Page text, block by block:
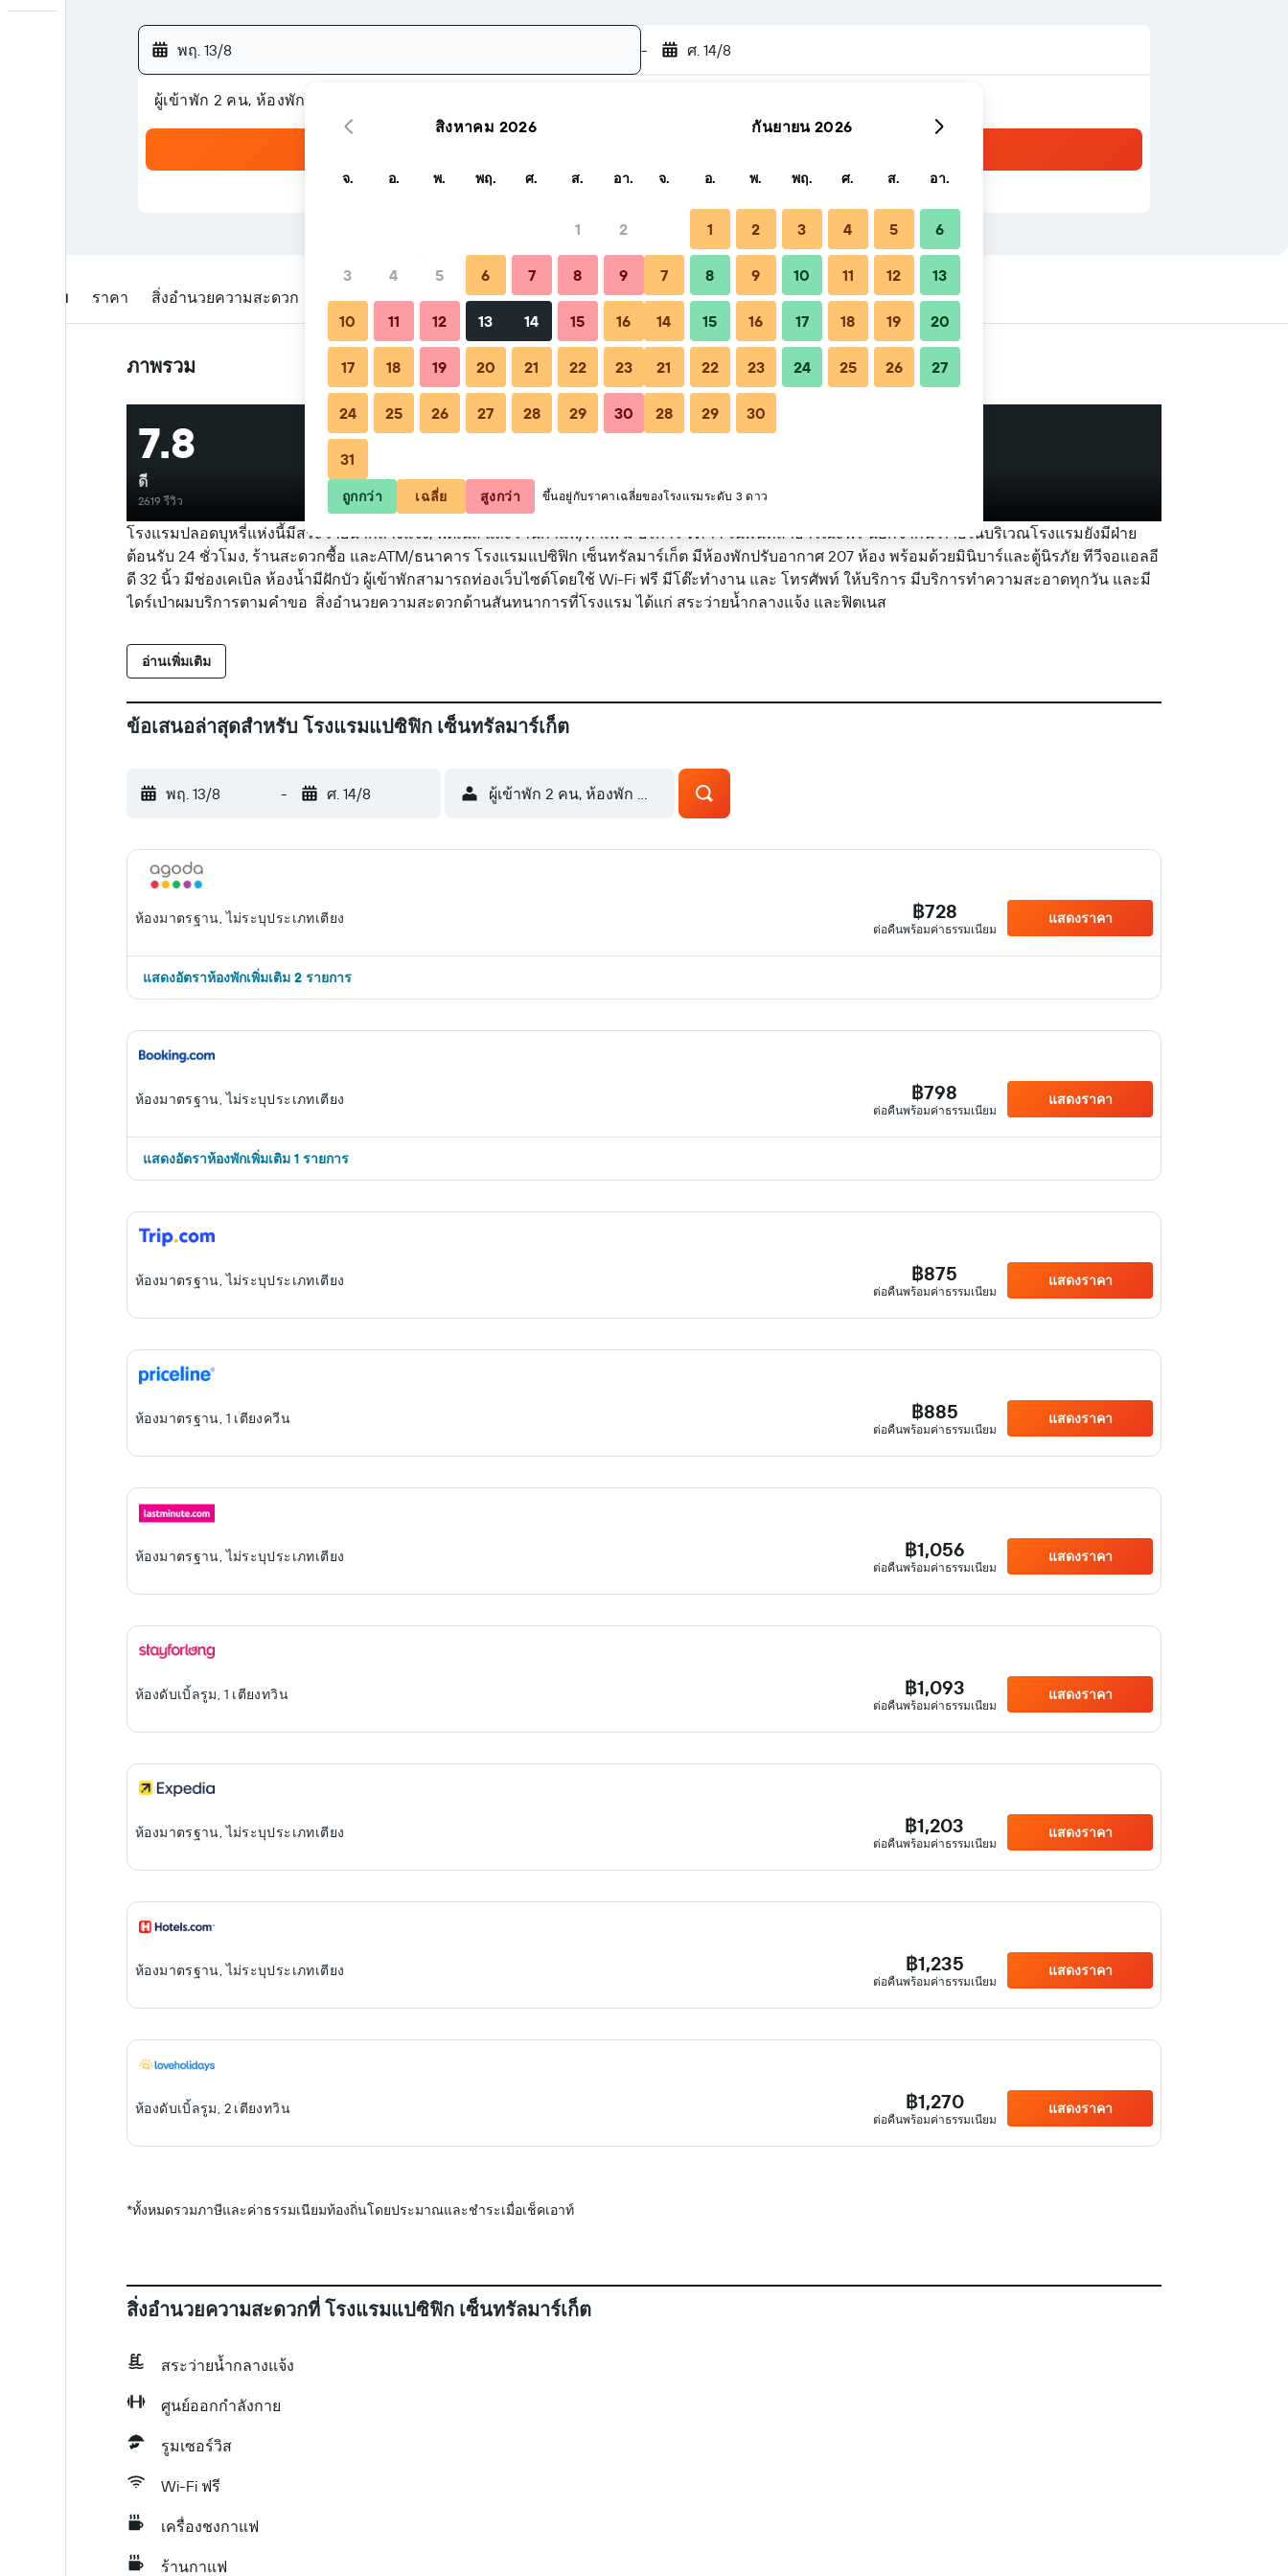
พฤ. 13/8 - ศ. 14/8
ผู้เข้าพัก 2 คน, ห้องพัก 1 ห้อง
ภาพรวม ราคา สิ่งอำนวยความสะดวก รีวิว สถานที่ตั้ง จองได้เมื่อใด เคล็ดลับและคำถามที่พบบ่อย ที่พักใกล้เคียง
ภาพรวม
โรงแรมปลอดบุหรี่แห่งนี้มีสระว่ายน้ำกลางแจ้ง, ฟิตเนส และร้านกาแฟ/คาเฟ่ มี บริการ Wi-Fi ในพื้นที่สาธารณะฟรี นอกจากนี้ ภายในบริเวณโรงแรมยังมีฝ่าย
ต้อนรับ 24 ชั่วโมง, ร้านสะดวกซื้อ และATM/ธนาคาร โรงแรมแปซิฟิก เซ็นทรัลมาร์เก็ต มีห้องพักปรับอากาศ 207 ห้อง พร้อมด้วยมินิบาร์และตู้นิรภัย ทีวีจอแอลอี
ดี 32 นิ้ว มีช่องเคเบิล ห้องน้ำมีฝักบัว ผู้เข้าพักสามารถท่องเว็บไซต์โดยใช้ Wi-Fi ฟรี มีโต๊ะทำงาน และ โทรศัพท์ ให้บริการ มีบริการทำความสะอาดทุกวัน และมี
ไดร์เป่าผมบริการตามคำขอ สิ่งอำนวยความสะดวกด้านสันทนาการที่โรงแรม ได้แก่ สระว่ายน้ำกลางแจ้ง และฟิตเนส
อ่านเพิ่มเติม
7.8
ดี
2619 รีวิว
ข้อเสนอล่าสุดสำหรับ โรงแรมแปซิฟิก เซ็นทรัลมาร์เก็ต
พฤ. 13/8 - ศ. 14/8 ผู้เข้าพัก 2 คน, ห้องพัก 1 ห้อง
ห้องมาตรฐาน, ไม่ระบุประเภทเตียง ฿728
ต่อคืนพร้อมค่าธรรมเนียม
แสดงราคา
แสดงอัตราห้องพักเพิ่มเติม 2 รายการ
ห้องมาตรฐาน, ไม่ระบุประเภทเตียง ฿798
ต่อคืนพร้อมค่าธรรมเนียม
แสดงราคา
แสดงอัตราห้องพักเพิ่มเติม 1 รายการ
ห้องมาตรฐาน, ไม่ระบุประเภทเตียง ฿875
ต่อคืนพร้อมค่าธรรมเนียม
แสดงราคา
ห้องมาตรฐาน, 1 เตียงควีน ฿885
ต่อคืนพร้อมค่าธรรมเนียม
แสดงราคา
ห้องมาตรฐาน, ไม่ระบุประเภทเตียง ฿1,056
ต่อคืนพร้อมค่าธรรมเนียม
แสดงราคา
ห้องดับเบิ้ลรูม, 1 เตียงทวิน ฿1,093
ต่อคืนพร้อมค่าธรรมเนียม
แสดงราคา
ห้องมาตรฐาน, ไม่ระบุประเภทเตียง ฿1,203
ต่อคืนพร้อมค่าธรรมเนียม
แสดงราคา
ห้องมาตรฐาน, ไม่ระบุประเภทเตียง ฿1,235
ต่อคืนพร้อมค่าธรรมเนียม
แสดงราคา
ห้องดับเบิ้ลรูม, 2 เตียงทวิน ฿1,270
ต่อคืนพร้อมค่าธรรมเนียม
แสดงราคา
*ทั้งหมดรวมภาษีและค่าธรรมเนียมท้องถิ่นโดยประมาณและชำระเมื่อเช็คเอาท์
สิ่งอำนวยความสะดวกที่ โรงแรมแปซิฟิก เซ็นทรัลมาร์เก็ต
สระว่ายน้ำกลางแจ้ง
ศูนย์ออกกำลังกาย
รูมเซอร์วิส
Wi-Fi ฟรี
เครื่องชงกาแฟ
ร้านกาแฟ
สิงหาคม 2026
จ. อ. พ. พฤ. ศ. ส. อา.
1 2
3 4 5 6 7 8 9
10 11 12 13 14 15 16
17 18 19 20 21 22 23
24 25 26 27 28 29 30
31
กันยายน 2026
จ. อ. พ. พฤ. ศ. ส. อา.
1 2 3 4 5 6
7 8 9 10 11 12 13
14 15 16 17 18 19 20
21 22 23 24 25 26 27
28 29 30
ถูกกว่า เฉลี่ย สูงกว่า ขึ้นอยู่กับราคาเฉลี่ยของโรงแรมระดับ 3 ดาว